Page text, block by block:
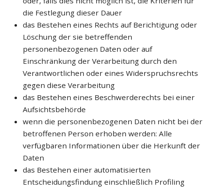
die Festlegung dieser Dauer
das Bestehen eines Rechts auf Berichtigung oder
Löschung der sie betreffenden
personenbezogenen Daten oder auf
Einschränkung der Verarbeitung durch den
Verantwortlichen oder eines Widerspruchsrechts
gegen diese Verarbeitung
das Bestehen eines Beschwerderechts bei einer
Aufsichtsbehörde
wenn die personenbezogenen Daten nicht bei der
betroffenen Person erhoben werden: Alle
verfügbaren Informationen über die Herkunft der
Daten
das Bestehen einer automatisierten
Entscheidungsfindung einschließlich Profiling